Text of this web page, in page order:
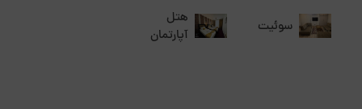
سوئیت
هتل
آپارتمان